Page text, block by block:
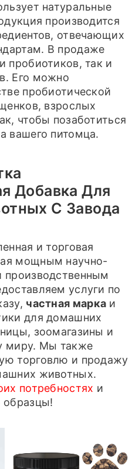
натуральные
производится
отвечающих
В продаже
пробиотиков, так и
Его можно
пробиотической
взрослых
чтобы позаботиться
вашего питомца.
Добавка Для
С Завода
и торговая
мощным научно-
производственным
услуги по
частная марка и
для домашних
зоомагазины и
миру. Мы также
торговлю и продажу
животных.
потребностях и
образцы!